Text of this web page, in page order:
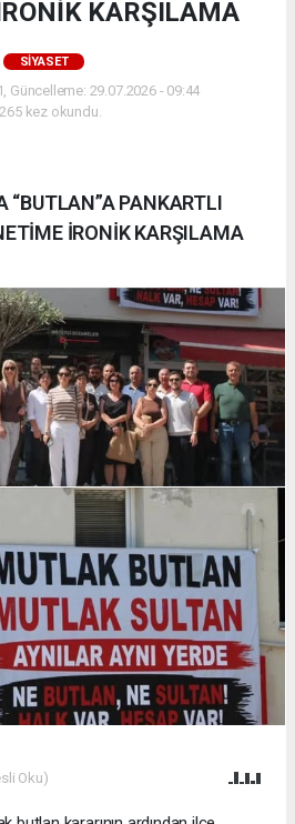
KARŞILAMA
SIYASET
Güncelleme: 29.07.2026 - 09:44
kez okundu.
“BUTLAN”A PANKARTLI
İRONİK KARŞILAMA
Oku)